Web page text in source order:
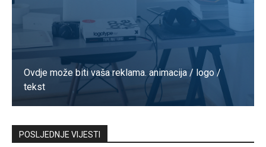
Ovdje može biti vaša reklama. animacija / logo /
tekst
Kontaktirajte nas
POSLJEDNJE VIJESTI